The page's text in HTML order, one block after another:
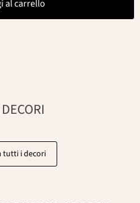
al carrello
tutti i decori